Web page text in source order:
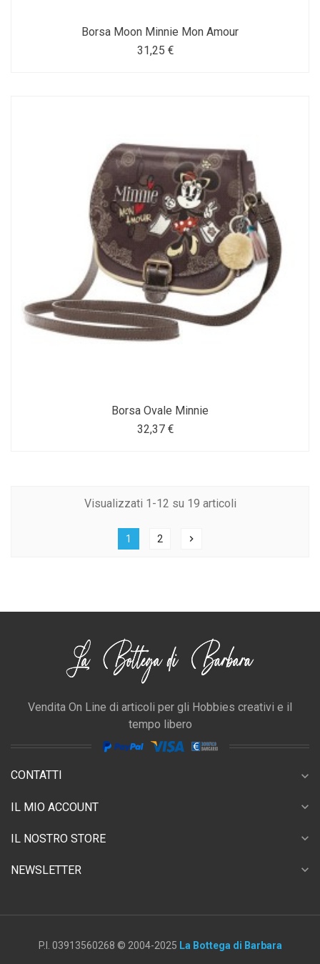
Borsa Moon Minnie Mon Amour
31,25 €
Borsa Ovale Minnie
32,37 €
Visualizzati 1-12 su 19 articoli
1 2 chevron_right
Vendita On Line di articoli per gli Hobbies creativi e il
tempo libero
CONTATTI expand_more
IL MIO ACCOUNT expand_more
IL NOSTRO STORE expand_more
NEWSLETTER expand_more
P.I. 03913560268 © 2004-2025 La Bottega di Barbara